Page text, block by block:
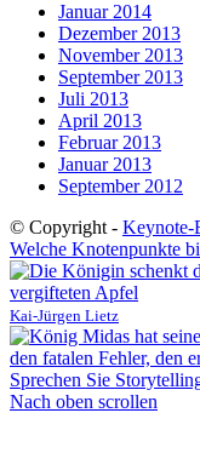
Januar 2014
Dezember 2013
November 2013
September 2013
Juli 2013
April 2013
Februar 2013
Januar 2013
September 2012
© Copyright - Keynote-
Welche Knotenpunkte
Kai-Jürgen Lietz
Sprechen Sie
Nach oben scrollen